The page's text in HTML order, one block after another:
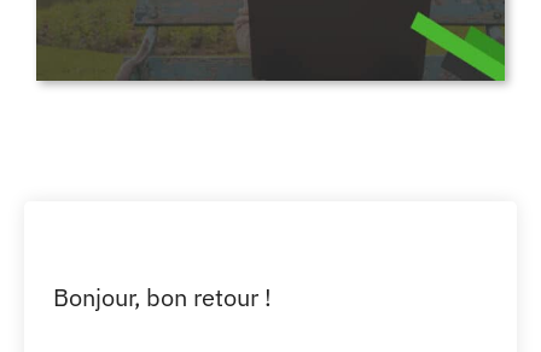
Bonjour, bon retour !